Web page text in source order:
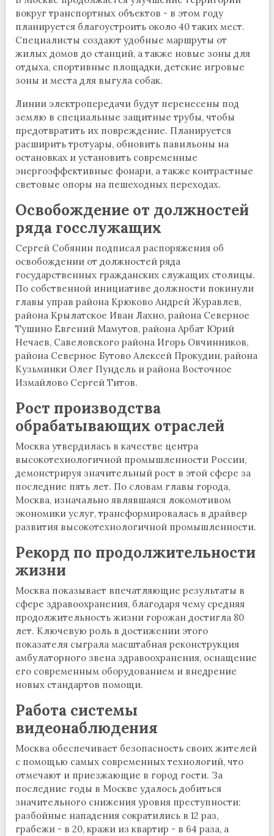
вокруг транспортных объектов - в этом году
планируется благоустроить около 40 таких мест.
Специалисты создают удобные маршруты от
жилых домов до станций, а также новые зоны для
отдыха, спортивные площадки, детские игровые
зоны и места для выгула собак.
Линии электропередачи будут перенесены под
землю в специальные защитные трубы, чтобы
предотвратить их повреждение. Планируется
расширить тротуары, обновить павильоны на
остановках и установить современные
энергоэффективные фонари, а также контрастные
световые опоры на пешеходных переходах.
Освобождение от должностей
ряда госслужащих
Сергей Собянин подписал распоряжения об
освобождении от должностей ряда
государственных гражданских служащих столицы.
По собственной инициативе должности покинули
главы управ района Крюково Андрей Журавлев,
района Крылатское Иван Лахно, района Северное
Тушино Евгений Мамутов, района Арбат Юрий
Нечаев, Савеловского района Игорь Овчинников,
района Северное Бутово Алексей Прокудин, района
Кузьминки Олег Пундель и района Восточное
Измайлово Сергей Титов.
Рост производства
обрабатывающих отраслей
Москва утвердилась в качестве центра
высокотехнологичной промышленности России,
демонстрируя значительный рост в этой сфере за
последние пять лет. По словам главы города,
Москва, изначально являвшаяся локомотивом
экономики услуг, трансформировалась в драйвер
развития высокотехнологичной промышленности.
Рекорд по продолжительности
жизни
Москва показывает впечатляющие результаты в
сфере здравоохранения, благодаря чему средняя
продолжительность жизни горожан достигла 80
лет. Ключевую роль в достижении этого
показателя сыграла масштабная реконструкция
амбулаторного звена здравоохранения, оснащение
его современным оборудованием и внедрение
новых стандартов помощи.
Работа системы
видеонаблюдения
Москва обеспечивает безопасность своих жителей
с помощью самых современных технологий, что
отмечают и приезжающие в город гости. За
последние годы в Москве удалось добиться
значительного снижения уровня преступности:
разбойные нападения сократились в 12 раз,
грабежи - в 20, кражи из квартир - в 64 раза, а